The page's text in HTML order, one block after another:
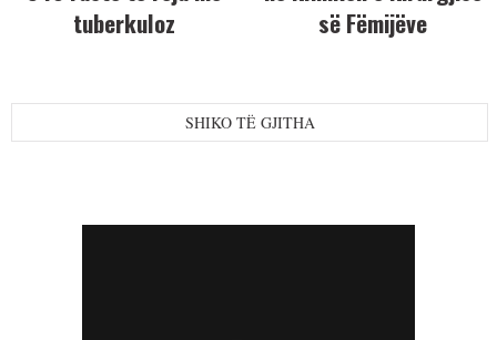
tuberkuloz
së Fëmijëve
SHIKO TË GJITHA